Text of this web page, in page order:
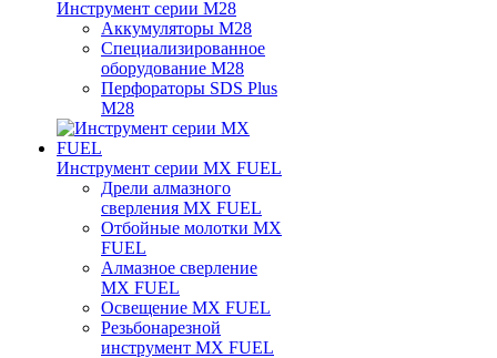
Инструмент серии M28
Аккумуляторы M28
Специализированное
оборудование M28
Перфораторы SDS Plus
M28
Инструмент серии MX FUEL
Дрели алмазного
сверления MX FUEL
Отбойные молотки MX
FUEL
Алмазное сверление
MX FUEL
Освещение MX FUEL
Резьбонарезной
инструмент MX FUEL